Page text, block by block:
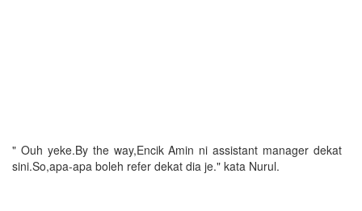
" Ouh yeke.By the way,Encik Amin ni assistant manager dekat
sini.So,apa-apa boleh refer dekat dia je." kata Nurul.